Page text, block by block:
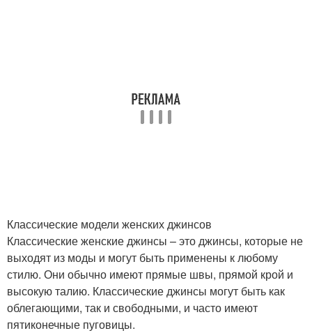
Классические модели женских джинсов
Классические женские джинсы – это джинсы, которые не
выходят из моды и могут быть применены к любому
стилю. Они обычно имеют прямые швы, прямой крой и
высокую талию. Классические джинсы могут быть как
облегающими, так и свободными, и часто имеют
пятиконечные пуговицы.